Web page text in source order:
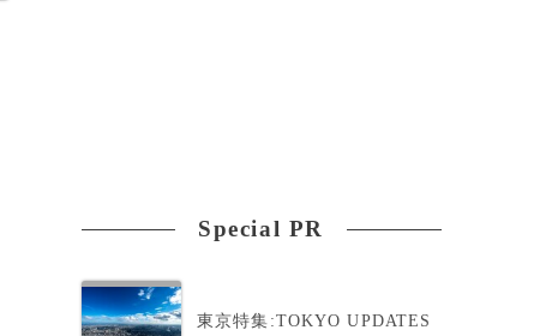
Special PR
東京特集:TOKYO UPDATES